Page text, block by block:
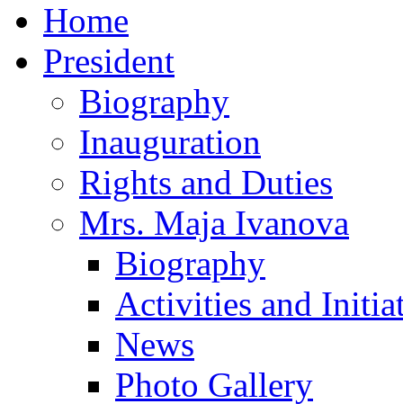
Home
President
Biography
Inauguration
Rights and Duties
Mrs. Maja Ivanova
Biography
Activities and
News
Photo Gallery